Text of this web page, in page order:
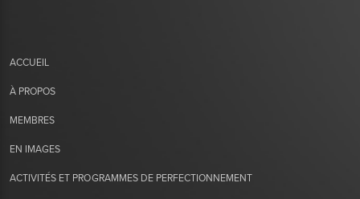
ACCUEIL
À PROPOS
MEMBRES
EN IMAGES
ACTIVITÉS ET PROGRAMMES DE PERFECTIONNEMENT